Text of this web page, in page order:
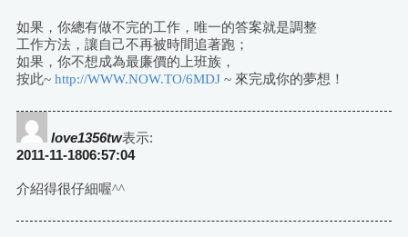
如果，你總有做不完的工作，唯一的答案就是調整
工作方法，讓自己不再被時間追著跑；
如果，你不想成為最廉價的上班族，
按此~ http://WWW.NOW.TO/6MDJ ~ 來完成你的夢想！
love1356tw表示:
2011-11-1806:57:04
介紹得很仔細喔^^